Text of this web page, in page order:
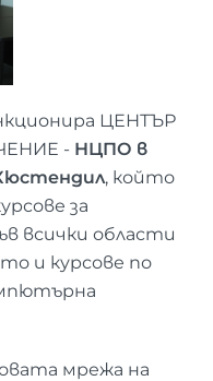
ЦЕНТЪР
- НЦПО в
, който
за
всички области
и курсове по
мрежа на